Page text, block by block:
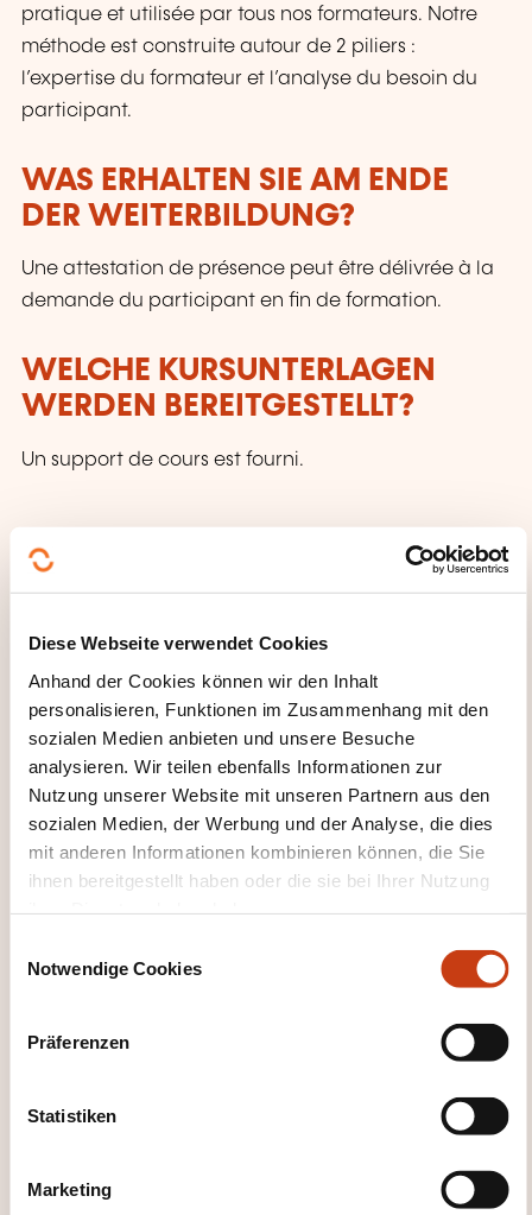
Diese Webseite verwendet Cookies
Anhand der Cookies können wir den Inhalt
personalisieren, Funktionen im Zusammenhang mit den
sozialen Medien anbieten und unsere Besuche
analysieren. Wir teilen ebenfalls Informationen zur
Nutzung unserer Website mit unseren Partnern aus den
sozialen Medien, der Werbung und der Analyse, die dies
mit anderen Informationen kombinieren können, die Sie
ihnen bereitgestellt haben oder die sie bei Ihrer Nutzung
Notwendige Cookies
Präferenzen
Statistiken
Marketing
pratique et utilisée par tous nos formateurs. Notre
méthode est construite autour de 2 piliers :
l’expertise du formateur et l’analyse du besoin du
participant.
WAS ERHALTEN SIE AM ENDE
DER WEITERBILDUNG?
Une attestation de présence peut être délivrée à la
demande du participant en fin de formation.
WELCHE KURSUNTERLAGEN
WERDEN BEREITGESTELLT?
Un support de cours est fourni.
Wie kann ich das
Weiterbildungsinstitut
kontaktieren?
Laurent Piquet
info@keyjob.lu
+352 49 06 09 1
Key Job
KÖNNTEN SIE INTERESSIEREN